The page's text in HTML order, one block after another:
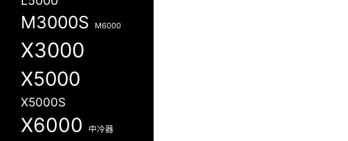
M3000S M6000
X3000
X5000
X5000S
X6000 中冷器